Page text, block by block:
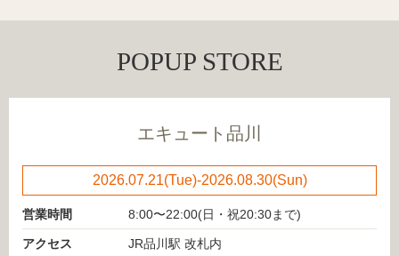
POPUP STORE
エキュート品川
2026.07.21(Tue)-2026.08.30(Sun)
営業時間 8:00〜22:00(日・祝20:30まで)
アクセス JR品川駅 改札内